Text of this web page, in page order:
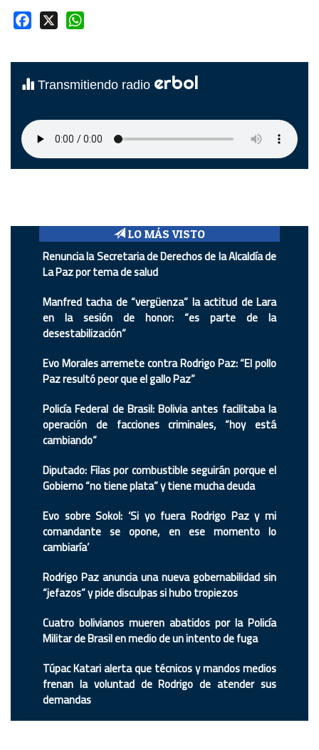
Facebook
Transmitiendo radio erbol
LO MÁS VISTO
Renuncia la Secretaria de Derechos de la Alcaldía de
La Paz por tema de salud
Manfred tacha de “vergüenza” la actitud de Lara
en la sesión de honor: “es parte de la
desestabilización”
Evo Morales arremete contra Rodrigo Paz: “El pollo
Paz resultó peor que el gallo Paz”
Policía Federal de Brasil: Bolivia antes facilitaba la
operación de facciones criminales, “hoy está
cambiando”
Diputado: Filas por combustible seguirán porque el
Gobierno “no tiene plata” y tiene mucha deuda
Evo sobre Sokol: ‘Si yo fuera Rodrigo Paz y mi
comandante se opone, en ese momento lo
cambiaría’
Rodrigo Paz anuncia una nueva gobernabilidad sin
“jefazos” y pide disculpas si hubo tropiezos
Cuatro bolivianos mueren abatidos por la Policía
Militar de Brasil en medio de un intento de fuga
Túpac Katari alerta que técnicos y mandos medios
frenan la voluntad de Rodrigo de atender sus
demandas